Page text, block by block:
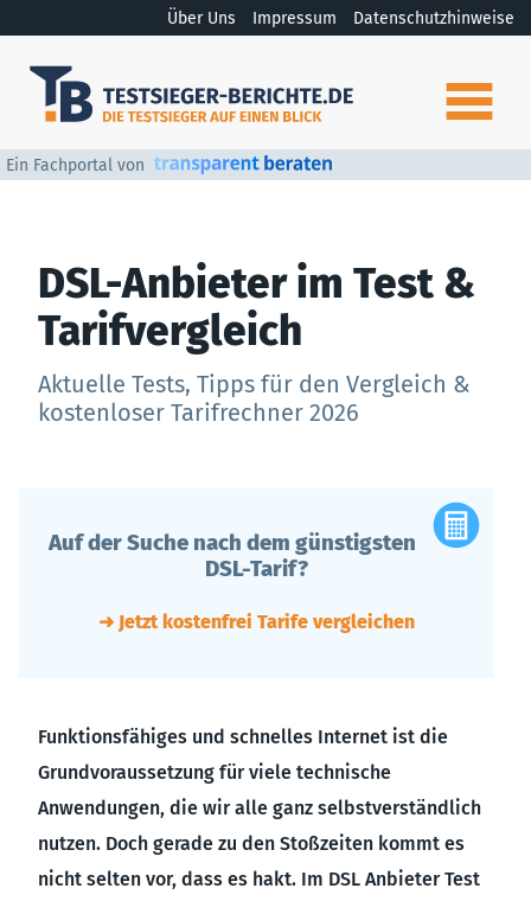
Über Uns Impressum Datenschutzhinweise
Ein Fachportal von
DSL-Anbieter im Test &
Tarifvergleich
Aktuelle Tests, Tipps für den Vergleich &
kostenloser Tarifrechner 2026
Auf der Suche nach dem günstigsten
DSL-Tarif?
➜ Jetzt kostenfrei Tarife vergleichen
Funktionsfähiges und schnelles Internet ist die
Grundvoraussetzung für viele technische
Anwendungen, die wir alle ganz selbstverständlich
nutzen. Doch gerade zu den Stoßzeiten kommt es
nicht selten vor, dass es hakt. Im DSL Anbieter Test